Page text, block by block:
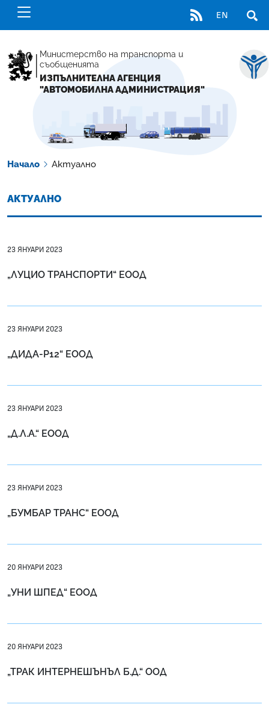
RSS EN
Министерство на транспорта и
съобщенията
ИЗПЪЛНИТЕЛНА АГЕНЦИЯ
"АВТОМОБИЛНА АДМИНИСТРАЦИЯ"
Начало Актуално
АКТУАЛНО
23 ЯНУАРИ 2023
„ЛУЦИО ТРАНСПОРТИ“ ЕООД
23 ЯНУАРИ 2023
„ДИДА-Р12“ ЕООД
23 ЯНУАРИ 2023
„Д.Л.А.“ ЕООД
23 ЯНУАРИ 2023
„БУМБАР ТРАНС“ ЕООД
20 ЯНУАРИ 2023
„УНИ ШПЕД“ ЕООД
20 ЯНУАРИ 2023
„ТРАК ИНТЕРНЕШЪНЪЛ Б.Д.“ ООД